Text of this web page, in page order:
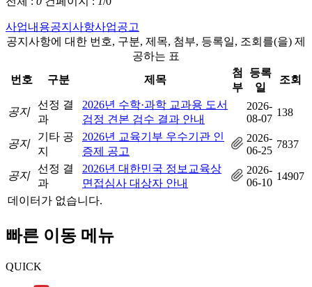
사업내용공지사항사업공고
공지사항에 대한 번호, 구분, 제목, 첨부, 등록일, 조회를(을) 제
공하는 표
번호
구분 제목
첨
부
등록
일
조회
공지
선정 결
과
2026년 수학·과학 교과용 도서
검정 견본 검수 결과 안내
2026-
08-07
138
공지
기타 공
지
2026년 교육기부 우수기관 인
증제 공고
2026-
06-25
7837
공지
선정 결
과
2026년 대한민국 정보교육상
면접심사 대상자 안내
2026-
06-10
14907
데이터가 없습니다.
빠른 이동 메뉴
QUICK